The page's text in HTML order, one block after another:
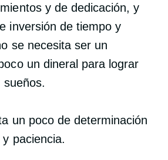
y de dedicación, y
inversión de tiempo y
se necesita ser un
un dineral para lograr
un poco de determinación
paciencia.